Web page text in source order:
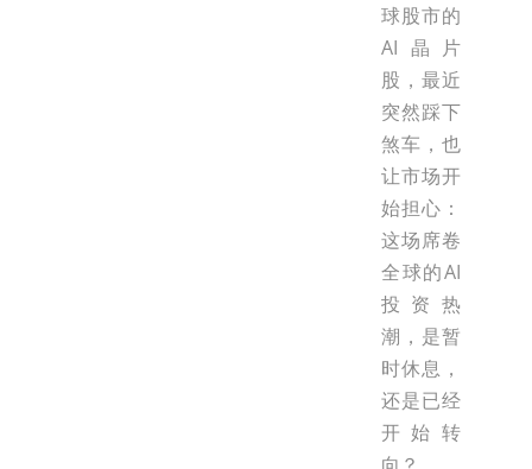
球股市的
AI晶片
股，最近
突然踩下
煞车，也
让市场开
始担心：
这场席卷
全球的AI
投资热
潮，是暂
时休息，
还是已经
开始转